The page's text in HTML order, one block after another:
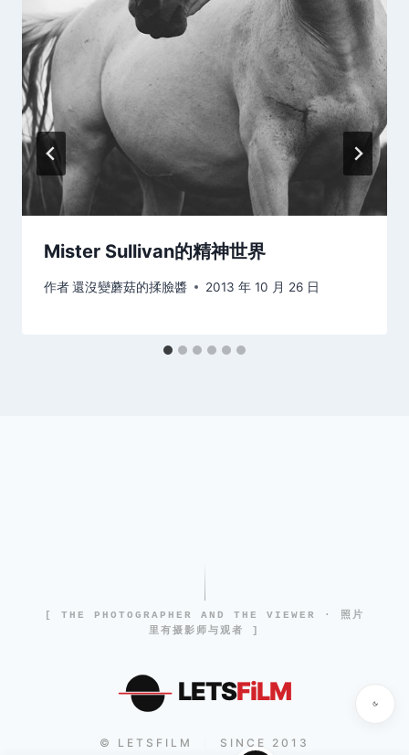
Mister Sullivan的精神世界
作者還沒變蘑菇的揉臉醬 2013 年 10 月 26 日
[ THE PHOTOGRAPHER AND THE VIEWER · 照片
里有摄影师与观者 ]
LETSFiLM
© LETSFILM SINCE 2013